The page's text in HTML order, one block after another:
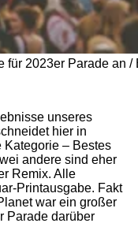
für 2023er Parade an
unseres
hier in
Kategorie – Bestes
andere sind eher
Remix. Alle
Printausgabe. Fakt
war ein großer
Parade darüber